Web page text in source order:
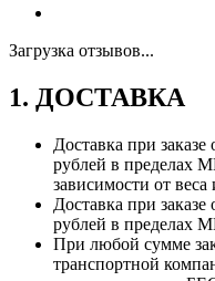
Загрузка отзывов...
1. ДОСТАВКА
Доставка при
рублей в пределах
зависимости от веса
Доставка при
рублей в
При любой сумме
транспортной